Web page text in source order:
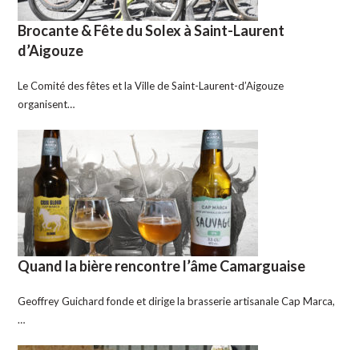
Brocante & Fête du Solex à Saint-Laurent
d’Aigouze
Le Comité des fêtes et la Ville de Saint-Laurent-d’Aigouze
organisent…
Quand la bière rencontre l’âme Camarguaise
Geoffrey Guichard fonde et dirige la brasserie artisanale Cap Marca,
…